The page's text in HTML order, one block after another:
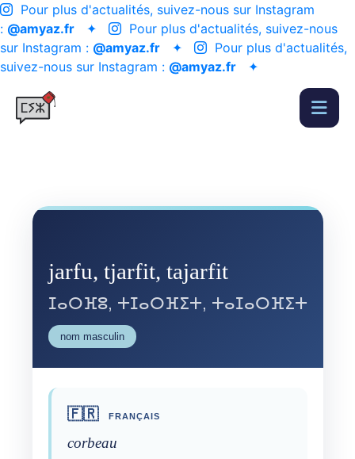
Pour plus d'actualités, suivez-nous sur Instagram
: @amyaz.fr ✦
Pour plus d'actualités, suivez-nous
sur Instagram : @amyaz.fr ✦
Pour plus d'actualités,
suivez-nous sur Instagram : @amyaz.fr ✦
jarfu, tjarfit, tajarfit
ⵊⴰⵔⴼⵓ, ⵜⵊⴰⵔⴼⵉⵜ, ⵜⴰⵊⴰⵔⴼⵉⵜ
nom masculin
🇫🇷 FRANÇAIS
corbeau